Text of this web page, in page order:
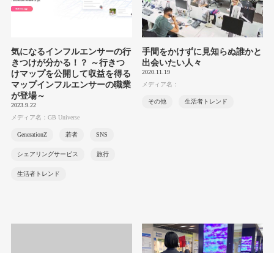
気になるインフルエンサーの行
きつけが分かる！？ ～行きつ
けマップを公開して収益を得る
マップインフルエンサーの職業
が登場～
2023.9.22
メディア名：GB Universe
GenerationZ 若者 SNS
シェアリングサービス 旅行
生活者トレンド
手間をかけずに見知らぬ誰かと
出会いたい人々
2020.11.19
メディア名：
その他 生活者トレンド